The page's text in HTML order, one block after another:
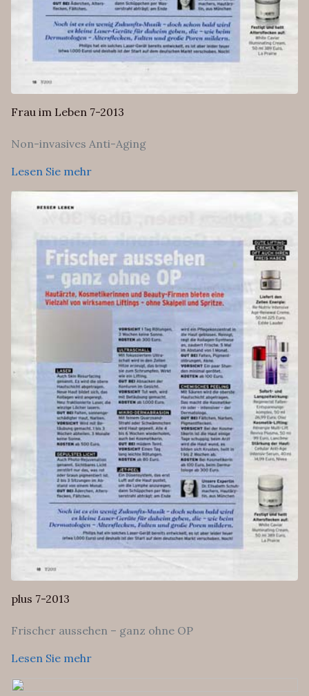
Frau im Leben 7-2013
Non-invasives Anti-Aging
Lesen Sie mehr
plus 7-2013
Frischer aussehen – ganz ohne OP
Lesen Sie mehr